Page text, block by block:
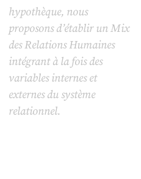
hypothèque, nous
proposons d’établir un Mix
des Relations Humaines
intégrant à la fois des
variables internes et
externes du système
relationnel.